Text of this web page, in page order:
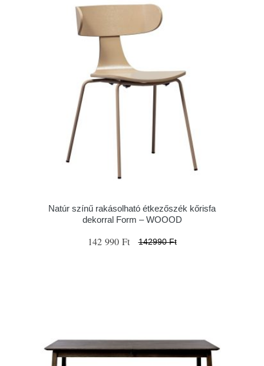
Natúr színű rakásolható étkezőszék kőrisfa
dekorral Form – WOOOD
142 990 Ft 142990 Ft